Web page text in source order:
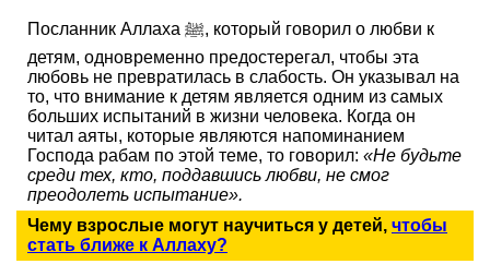
Посланник Аллаха ﷺ, который говорил о любви к
детям, одновременно предостерегал, чтобы эта
любовь не превратилась в слабость. Он указывал на
то, что внимание к детям является одним из самых
больших испытаний в жизни человека. Когда он
читал аяты, которые являются напоминанием
Господа рабам по этой теме, то говорил: «Не будьте
среди тех, кто, поддавшись любви, не смог
преодолеть испытание».
Чему взрослые могут научиться у детей, чтобы
стать ближе к Аллаху?